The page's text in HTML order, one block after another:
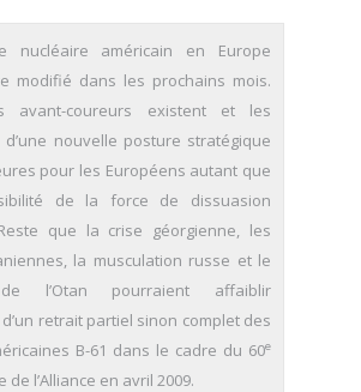
nucléaire américain en Europe
modifié dans les prochains mois.
avant-coureurs existent et les
d’une nouvelle posture stratégique
pour les Européens autant que
de la force de dissuasion
que la crise géorgienne, les
la musculation russe et le
l’Otan pourraient affaiblir
d’un retrait partiel sinon complet des
B-61 dans le cadre du 60e
l’Alliance en avril 2009.